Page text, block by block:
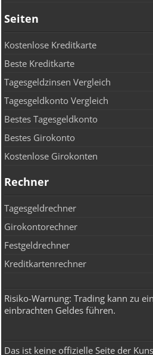
Seiten
Kostenlose Kreditkarte
Beste Kreditkarte
Tagesgeldzinsen Vergleich
Tagesgeldkonto Vergleich
Bestes Tagesgeldkonto
Bestes Girokonto
Kostenlose Girokonten
Rechner
Tagesgeldrechner
Girokontorechner
Festgeldrechner
Kreditkartenrechner
Risiko-Warnung: Trading kann zu
einbrachten Geldes führen.
Das ist keine offizielle Seite der